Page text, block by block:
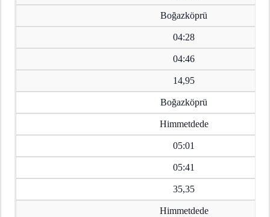
Boğazköprü
04:28
04:46
14,95
Boğazköprü
Himmetdede
05:01
05:41
35,35
Himmetdede